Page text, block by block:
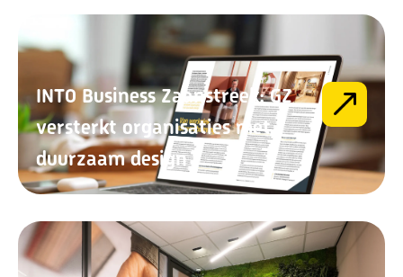
INTO Business Zaanstreek: GZ
versterkt organisaties met
duurzaam design